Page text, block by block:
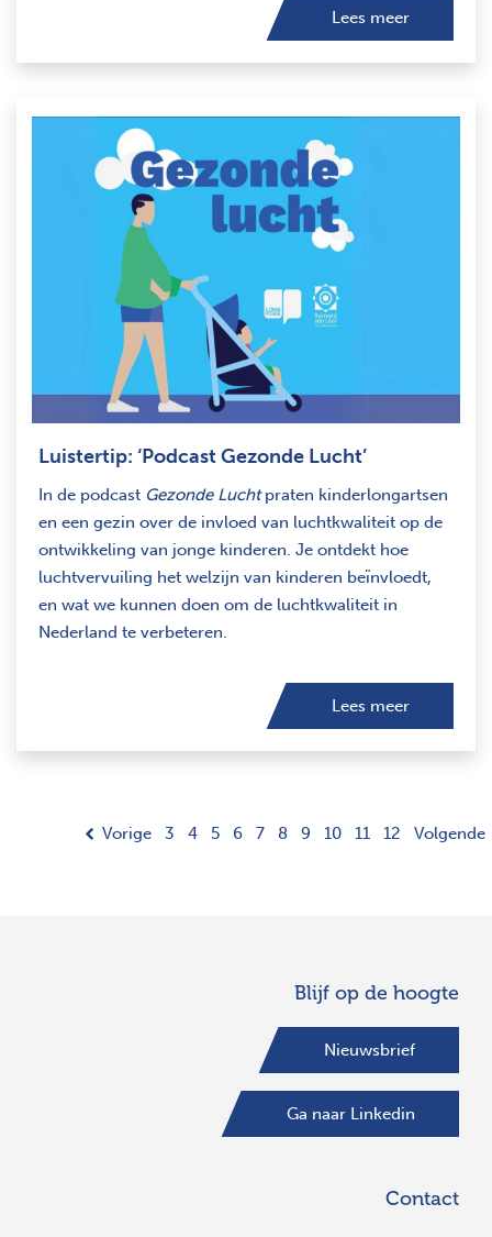
Lees meer
Luistertip: ‘Podcast Gezonde Lucht’
In de podcast Gezonde Luchtpraten kinderlongartsen
en een gezin over de invloed van luchtkwaliteit op de
ontwikkeling van jonge kinderen. Je ontdekt hoe
luchtvervuiling het welzijn van kinderen beïnvloedt,
en wat we kunnen doen om de luchtkwaliteit in
Nederland te verbeteren.
Lees meer
Vorige 3 4 5 6 7 8 9 10 11 12 Volgende
Blijf op de hoogte
Nieuwsbrief
Ga naar Linkedin
Contact